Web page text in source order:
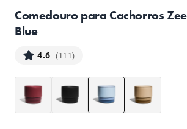
Comedouro para Cachorros
Blue
4.6 (111)